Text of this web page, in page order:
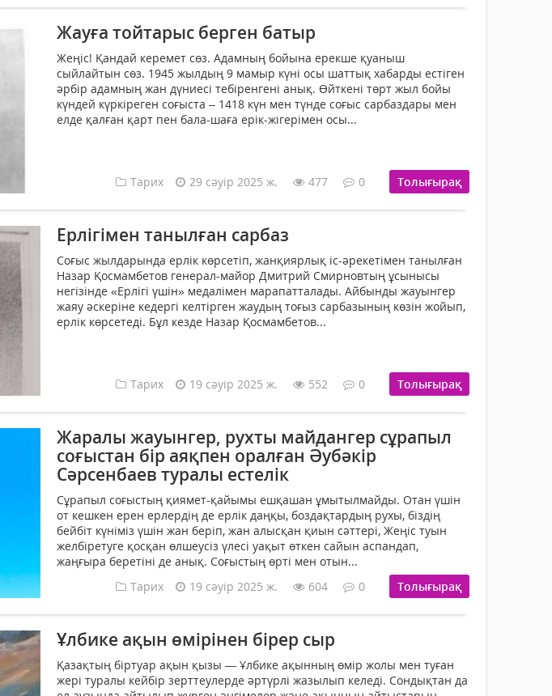
Жауға тойтарыс берген батыр
Жеңіс! Қандай керемет сөз. Адамның бойына ерекше қуаныш
сыйлайтын сөз. 1945 жылдың 9 мамыр күні осы шаттық хабарды естіген
әрбір адамның жан дүниесі тебіренгені анық. Өйткені төрт жыл бойы
күндей күркіреген соғыста – 1418 күн мен түнде соғыс сарбаздары мен
елде қалған қарт пен бала-шаға ерік-жігерімен осы...
Тарих 29 сәуір 2025 ж. 477 0 Толығырақ
Ерлігімен танылған сарбаз
Соғыс жылдарында ерлік көрсетіп, жанқиярлық іс-әрекетімен танылған
Назар Қосмамбетов генерал-майор Дмитрий Смирновтың ұсынысы
негізінде «Ерлігі үшін» медалімен марапатталады. Айбынды жауынгер
жаяу әскеріне кедергі келтірген жаудың тоғыз сарбазының көзін жойып,
ерлік көрсетеді. Бұл кезде Назар Қосмамбетов...
Тарих 19 сәуір 2025 ж. 552 0 Толығырақ
Жаралы жауынгер, рухты майдангер сұрапыл
соғыстан бір аяқпен оралған Әубәкір
Сәрсенбаев туралы естелік
Сұрапыл соғыстың қиямет-қайымы ешқашан ұмытылмайды. Отан үшін
от кешкен ерен ерлердің де ерлік даңқы, боздақтардың рухы, біздің
бейбіт күніміз үшін жан беріп, жан алысқан қиын сәттері, Жеңіс туын
желбіретуге қосқан өлшеусіз үлесі уақыт өткен сайын аспандап,
жаңғыра беретіні де анық. Соғыстың өрті мен отын...
Тарих
19 сәуір 2025 ж. 604 0 Толығырақ
Ұлбике ақын өмiрiнен бiрер сыр
Қазақтың бiртуар ақын қызы — Ұлбике ақынның өмiр жолы мен туған
жерi туралы кейбiр зерттеулерде әртүрлi жазылып келедi. Сондықтан да